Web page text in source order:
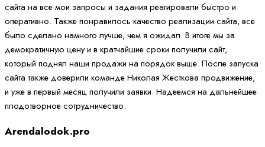
сайта на все мои запросы и задания реагировали быстро и
оперативно. Также понравилось качество реализации сайта, все
было сделано намного лучше, чем я ожидал. В итоге мы за
демократичную цену и в кратчайшие сроки получили сайт,
который поднял наши продажи на порядок выше. После запуска
сайта также доверили команде Николая Жесткова продвижение,
и уже в первый месяц получили заявки. Надеемся на дальнейшее
плодотворное сотрудничество.
Arendalodok.pro